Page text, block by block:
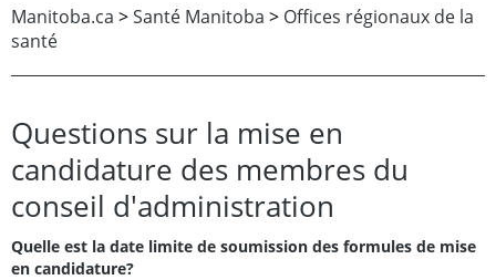
Manitoba.ca >Santé Manitoba > Offices régionaux de la
santé
Questions sur la mise en
candidature des membres du
conseil d'administration
Quelle est la date limite de soumission des formules de mise
en candidature?